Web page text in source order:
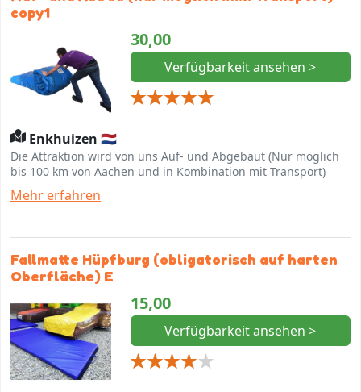
copy1
30,00
Verfügbarkeit ansehen >
Enkhuizen 🇳🇱
Die Attraktion wird von uns Auf- und Abgebaut (Nur möglich
bis 100 km von Aachen und in Kombination mit Transport)
Mehr erfahren
Fallmatte Hüpfburg (obligatorisch auf harten
Oberfläche) E
15,00
Verfügbarkeit ansehen >